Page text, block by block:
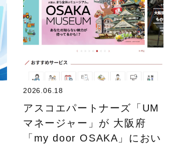
2026.06.18
アスコエパートナーズ「UM
マネージャー」が 大阪府
「my door OSAKA」におい